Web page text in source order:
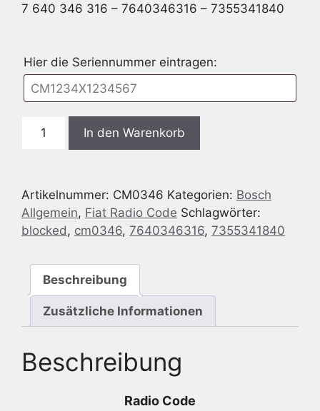
7 640 346 316 – 7640346316 – 7355341840
Hier die Seriennummer eintragen:
Bosch
312
MP3
Black
ABARTH
346
316
In den Warenkorb
Artikelnummer: CM0346 Kategorien: Bosch
Allgemein, Fiat Radio Code Schlagwörter:
blocked, cm0346, 7640346316, 7355341840
Beschreibung
Zusätzliche Informationen
Beschreibung
Radio Code